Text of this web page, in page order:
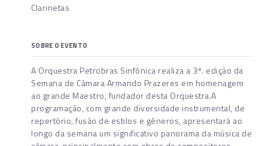
Clarinetas
SOBRE O EVENTO
A Orquestra Petrobras Sinfônica realiza a 3ª. edição da
Semana de Câmara Armando Prazeres em homenagem
ao grande Maestro, fundador desta Orquestra.A
programação, com grande diversidade instrumental, de
repertório, fusão de estilos e gêneros, apresentará ao
longo da semana um significativo panorama da música de